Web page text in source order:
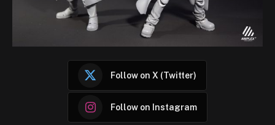
Follow on X (Twitter)
Follow on Instagram